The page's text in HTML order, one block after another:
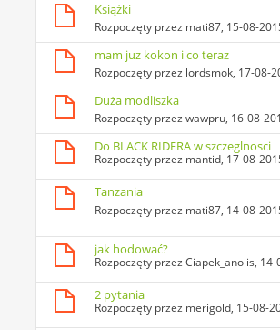
Książki
Rozpoczęty przez mati87, 15-08-
mam juz kokon i co teraz
Rozpoczęty przez lordsmok, 17-08-
Duża modliszka
Rozpoczęty przezwawpru, 16-08-
Do BLACK RIDERA w szczeglnosci
Rozpoczęty przez mantid, 17-08-
Tanzania
Rozpoczęty przez mati87, 14-08-
jak hodować?
Rozpoczęty przezCiapek_anolis,
2 pytania
Rozpoczęty przez merigold, 15-08-